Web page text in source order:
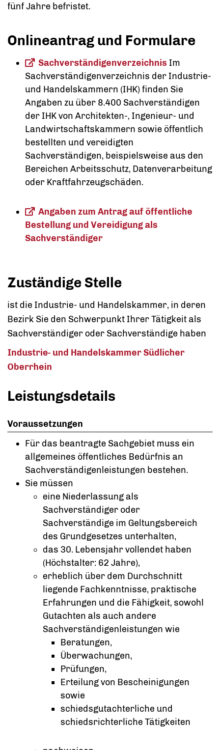
fünf Jahre befristet.
Onlineantrag und Formulare
Sachverständigenverzeichnis Im
Sachverständigenverzeichnis der Industrie-
und Handelskammern (IHK) finden Sie
Angaben zu über 8.400 Sachverständigen
der IHK von Architekten-, Ingenieur- und
Landwirtschaftskammern sowie öffentlich
bestellten und vereidigten
Sachverständigen, beispielsweise aus den
Bereichen Arbeitsschutz, Datenverarbeitung
oder Kraftfahrzeugschäden.
Angaben zum Antrag auf öffentliche
Bestellung und Vereidigung als
Sachverständiger
Zuständige Stelle
ist die Industrie- und Handelskammer, in deren
Bezirk Sie den Schwerpunkt Ihrer Tätigkeit als
Sachverständiger oder Sachverständige haben
Industrie- und Handelskammer Südlicher
Oberrhein
Leistungsdetails
Voraussetzungen
Für das beantragte Sachgebiet muss ein
allgemeines öffentliches Bedürfnis an
Sachverständigenleistungen bestehen.
Sie müssen
eine Niederlassung als
Sachverständiger oder
Sachverständige im Geltungsbereich
des Grundgesetzes unterhalten,
das 30. Lebensjahr vollendet haben
(Höchstalter: 62 Jahre),
erheblich über dem Durchschnitt
liegende Fachkenntnisse, praktische
Erfahrungen und die Fähigkeit, sowohl
Gutachten als auch andere
Sachverständigenleistungen wie
Beratungen,
Überwachungen,
Prüfungen,
Erteilung von Bescheinigungen
sowie
schiedsgutachterliche und
schiedsrichterliche Tätigkeiten